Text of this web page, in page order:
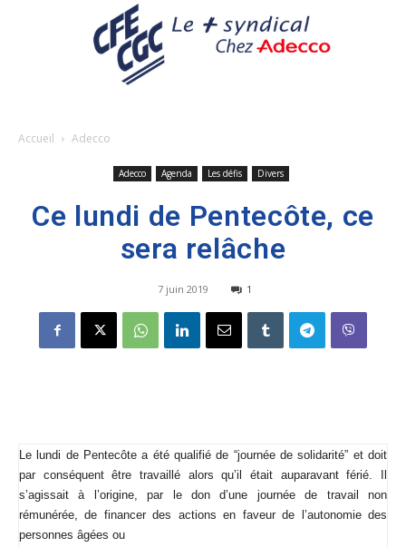
Accueil Adecco
Adecco Agenda Les défis Divers
Ce lundi de Pentecôte, ce
sera relâche
7 juin 2019 1
Le lundi de Pentecôte a été qualifié de “journée de solidarité” et doit
par conséquent être travaillé alors qu’il était auparavant férié. Il
s’agissait à l’origine, par le don d’une journée de travail non
rémunérée, de financer des actions en faveur de l’autonomie des
personnes âgées ou